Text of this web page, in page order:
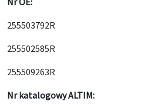
255503792R
255502585R
255509263R
Nr katalogowy ALTIM: